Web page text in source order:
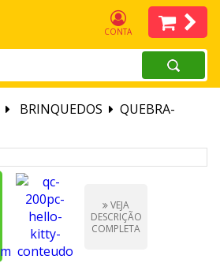
CONTA
BRINQUEDOS
QUEBRA-
VEJA
DESCRIÇÃO
COMPLETA